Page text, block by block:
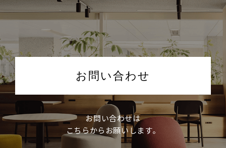
お問い合わせ
お問い合わせは
こちらからお願いします。